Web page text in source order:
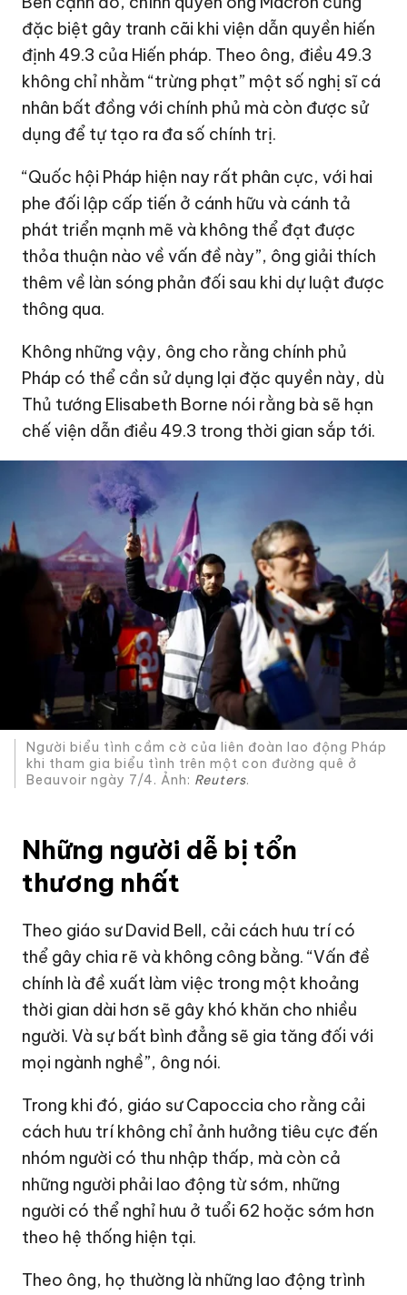
đặc biệt gây tranh cãi khi viện dẫn quyền hiến
định 49.3 của Hiến pháp. Theo ông, điều 49.3
không chỉ nhằm “trừng phạt” một số nghị sĩ cá
nhân bất đồng với chính phủ mà còn được sử
dụng để tự tạo ra đa số chính trị.
“Quốc hội Pháp hiện nay rất phân cực, với hai
phe đối lập cấp tiến ở cánh hữu và cánh tả
phát triển mạnh mẽ và không thể đạt được
thỏa thuận nào về vấn đề này”, ông giải thích
thêm về làn sóng phản đối sau khi dự luật được
thông qua.
Không những vậy, ông cho rằng chính phủ
Pháp có thể cần sử dụng lại đặc quyền này, dù
Thủ tướng Elisabeth Borne nói rằng bà sẽ hạn
chế viện dẫn điều 49.3 trong thời gian sắp tới.
Người biểu tình cầm cờ của liên đoàn lao động Pháp
khi tham gia biểu tình trên một con đường quê ở
Beauvoir ngày 7/4. Ảnh: Reuters.
Những người dễ bị tổn
thương nhất
Theo giáo sư David Bell, cải cách hưu trí có
thể gây chia rẽ và không công bằng. “Vấn đề
chính là đề xuất làm việc trong một khoảng
thời gian dài hơn sẽ gây khó khăn cho nhiều
người. Và sự bất bình đẳng sẽ gia tăng đối với
mọi ngành nghề”, ông nói.
Trong khi đó, giáo sư Capoccia cho rằng cải
cách hưu trí không chỉ ảnh hưởng tiêu cực đến
nhóm người có thu nhập thấp, mà còn cả
những người phải lao động từ sớm, những
người có thể nghỉ hưu ở tuổi 62 hoặc sớm hơn
theo hệ thống hiện tại.
Theo ông, họ thường là những lao động trình